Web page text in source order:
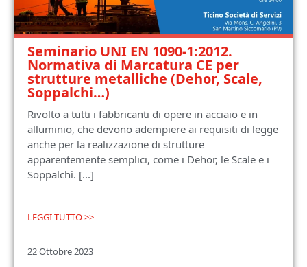
Seminario UNI EN 1090-1:2012.
Normativa di Marcatura CE per
strutture metalliche (Dehor, Scale,
Soppalchi…)
Rivolto a tutti i fabbricanti di opere in acciaio e in
alluminio, che devono adempiere ai requisiti di legge
anche per la realizzazione di strutture
apparentemente semplici, come i Dehor, le Scale e i
Soppalchi. [...]
LEGGI TUTTO >>
22 Ottobre 2023